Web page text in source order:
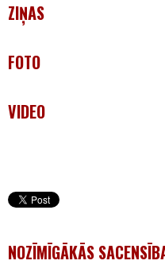
ZIŅAS
FOTO
VIDEO
NOZĪMĪGĀKĀS